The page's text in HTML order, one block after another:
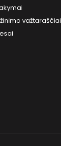
važtaraščiai